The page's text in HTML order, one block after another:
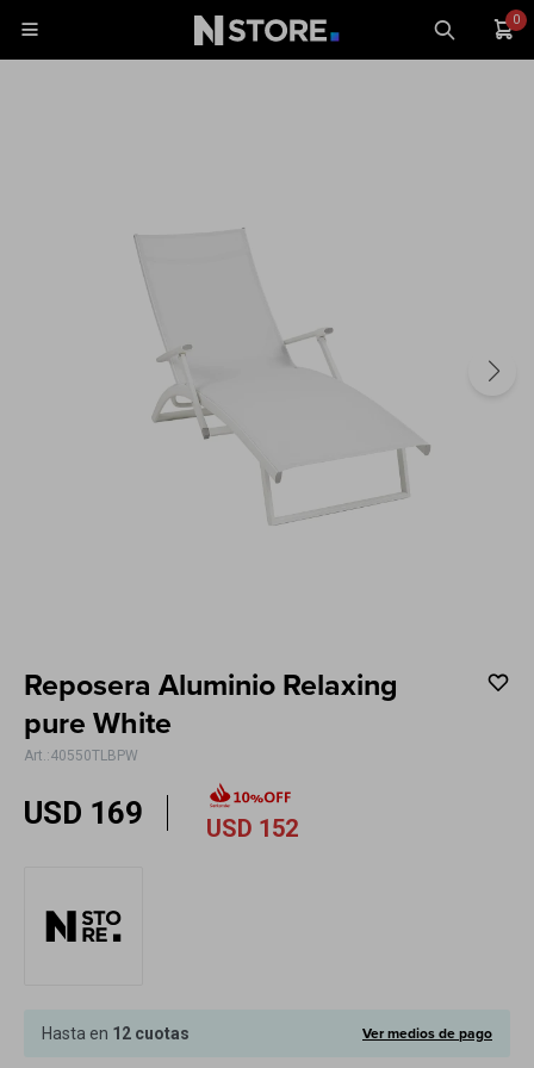
0

Reposera Aluminio Relaxing
pure White
40550TLBPW
USD 169 USD 152
Hasta en 12 cuotas Ver medios de pago
Hogar
Wearables
Accesorios
Monitores